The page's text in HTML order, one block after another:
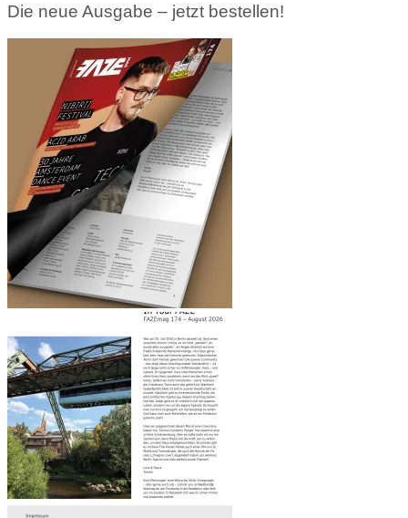
Die neue Ausgabe – jetzt bestellen!